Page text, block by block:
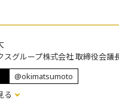
スグループ株式会社 取締役会議
@okimatsumoto
る